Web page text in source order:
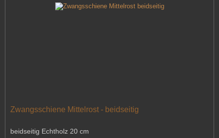
Zwangsschiene Mittelrost - beidseitig
beidseitig Echtholz 20 cm